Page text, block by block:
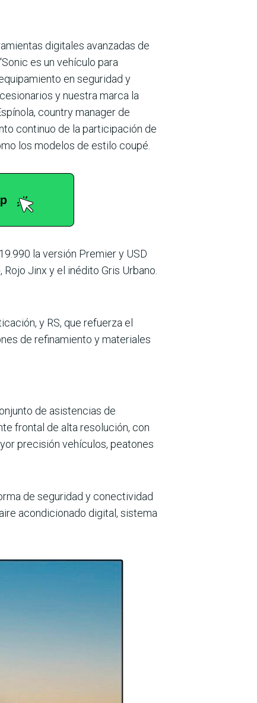
digitales avanzadas de
es un vehículo para
en segu­ridad y
y nuestra marca la
country manager de
continuo de la participación de
los modelos de estilo coupé.
la versión Premier y USD
Jinx y el inédito Gris Urbano.
y RS, que refuerza el
de refi­namiento y materiales
de asis­tencias de
fron­tal de alta resolución, con
precisión vehícu­los, peatones
de seguridad y conectividad
acondicionado digital, sistema